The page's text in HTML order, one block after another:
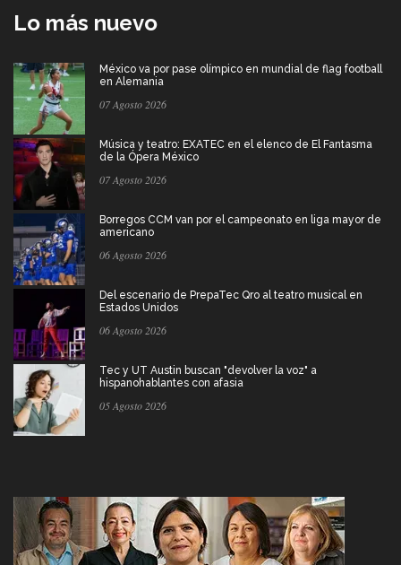
Lo más nuevo
México va por pase olímpico en mundial de flag football
en Alemania
07 Agosto 2026
Música y teatro: EXATEC en el elenco de El Fantasma
de la Ópera México
07 Agosto 2026
Borregos CCM van por el campeonato en liga mayor de
americano
06 Agosto 2026
Del escenario de PrepaTec Qro al teatro musical en
Estados Unidos
06 Agosto 2026
Tec y UT Austin buscan "devolver la voz" a
hispanohablantes con afasia
05 Agosto 2026